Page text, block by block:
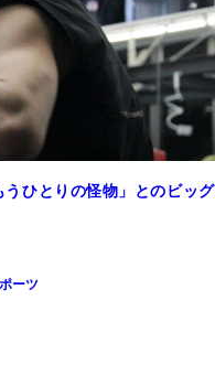
ひとりの怪物」とのビッグ
ーツ